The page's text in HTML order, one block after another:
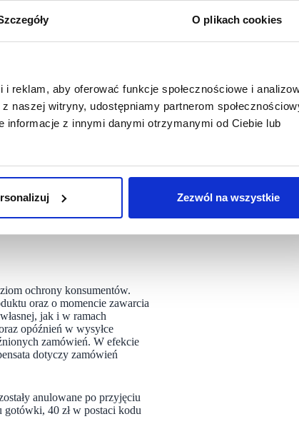
O plikach cookies
reklam, aby oferować funkcje społecznościowe i
witryny, udostępniamy partnerom
z innymi danymi otrzymanymi od Ciebie lub
Zezwól na wszystkie
prawo zakładać, że produkty,
ich wysyłki i dostarczenia
powinno dochodzić
może to świadczyć
dochodziło również
że produkt był wciąż
w serwisie, w tym
zamówienia.
do realizacji. Dlatego
wysyłce oraz dostawie
ochrony konsumentów.
oraz o momencie zawarcia
jak i w ramach
opóźnień w wysyłce
zamówień. W efekcie
dotyczy zamówień
anulowane po przyjęciu
gotówki, 40 zł w postaci kodu
Dołącz do